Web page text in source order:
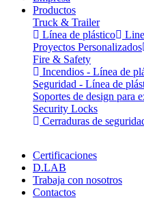
Productos
Truck & Trailer
Línea de plástico
Proyectos Personalizados
Fire & Safety
Incendios - Línea de
Seguridad - Línea de
Soportes de design para
Security Locks
Cerraduras de
Certificaciones
D.LAB
Trabaja con nosotros
Contactos